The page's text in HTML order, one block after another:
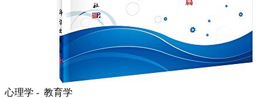
心理学 - 教育学